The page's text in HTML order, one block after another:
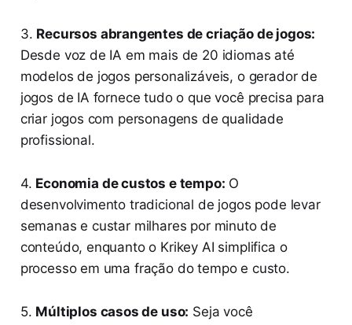
3. Recursos abrangentes de criação de jogos:
Desde voz de IA em mais de 20 idiomas até
modelos de jogos personalizáveis, o gerador de
jogos de IA fornece tudo o que você precisa para
criar jogos com personagens de qualidade
profissional.
4. Economia de custos e tempo: O
desenvolvimento tradicional de jogos pode levar
semanas e custar milhares por minuto de
conteúdo, enquanto o Krikey AI simplifica o
processo em uma fração do tempo e custo.
5. Múltiplos casos de uso: Seja você